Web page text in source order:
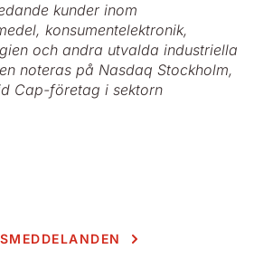
kunder inom
konsumentelektronik,
och andra utvalda industriella
noteras på Nasdaq Stockholm,
Cap-företag i sektorn